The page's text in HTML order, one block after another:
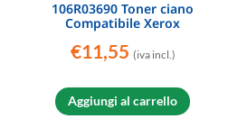
106R03690 Toner ciano
Compatibile Xerox
€11,55 (iva incl.)
Aggiungi al carrello